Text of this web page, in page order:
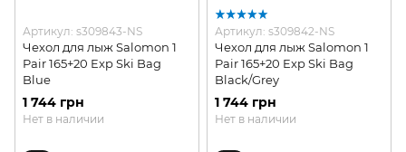
Артикул: s309843-NS
Чехол для лыж Salomon 1
Pair 165+20 Exp Ski Bag
Blue
1 744 грн
Нет в наличии
Артикул: s309842-NS
Чехол для лыж Salomon 1
Pair 165+20 Exp Ski Bag
Black/Grey
1 744 грн
Нет в наличии